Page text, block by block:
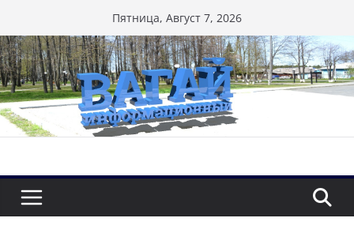
к
содержимому
Пятница, Август 7, 2026